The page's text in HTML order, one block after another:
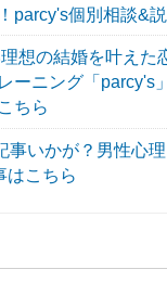
parcy's個別相談&
想の結婚を叶えた
ーニング「parcy's
ちら
事いかが？男性心
はこちら